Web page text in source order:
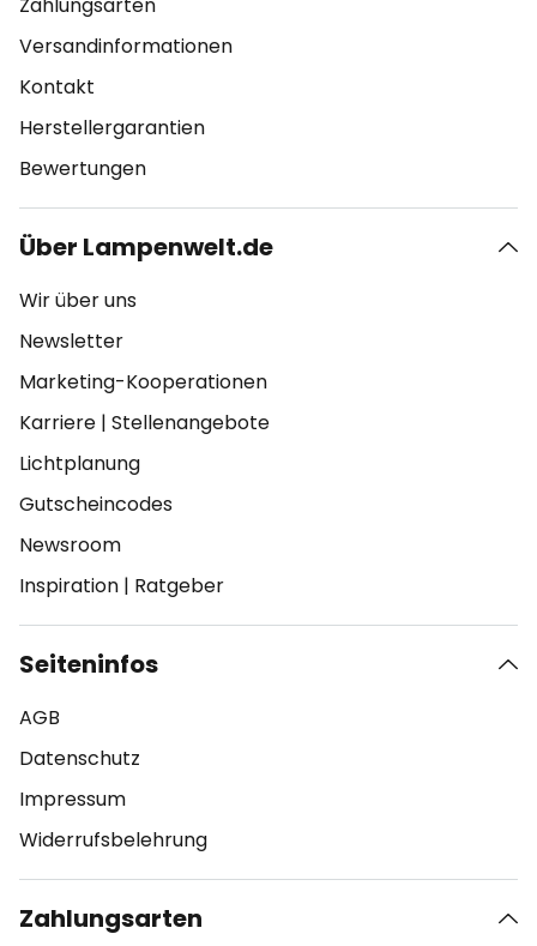
Versandinformationen
Kontakt
Herstellergarantien
Bewertungen
Über Lampenwelt.de
Wir über uns
Newsletter
Marketing-Kooperationen
Karriere | Stellenangebote
Lichtplanung
Gutscheincodes
Newsroom
Inspiration | Ratgeber
Seiteninfos
AGB
Datenschutz
Impressum
Widerrufsbelehrung
Zahlungsarten